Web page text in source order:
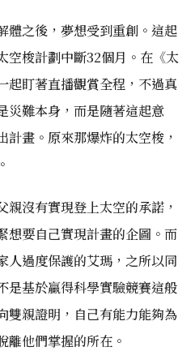
體之後，夢想受到重創。這起
空梭計劃中斷32個月。在《太
起盯著直播觀賞全程，不過真
災難本身，而是隨著這起意
畫。原來那爆炸的太空梭，
沒有實現登上太空的承諾，
想要自己實現計畫的企圖。而
人過度保護的艾瑪，之所以同
是基於贏得科學實驗競賽這般
雙親證明，自己有能力能夠為
離他們掌握的所在。